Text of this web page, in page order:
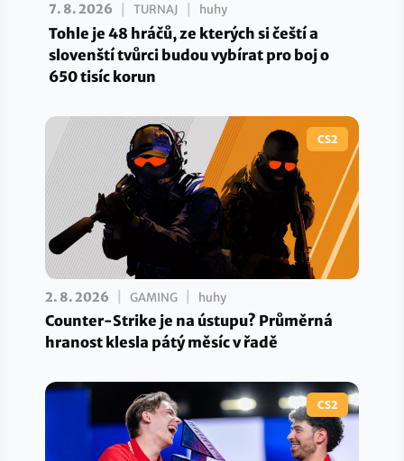
7. 8. 2026 TURNAJ huhy
Tohle je 48 hráčů, ze kterých si čeští a
slovenští tvůrci budou vybírat pro boj o
650 tisíc korun
CS2
2. 8. 2026 GAMING huhy
Counter-Strike je na ústupu? Průměrná
hranost klesla pátý měsíc v řadě
CS2